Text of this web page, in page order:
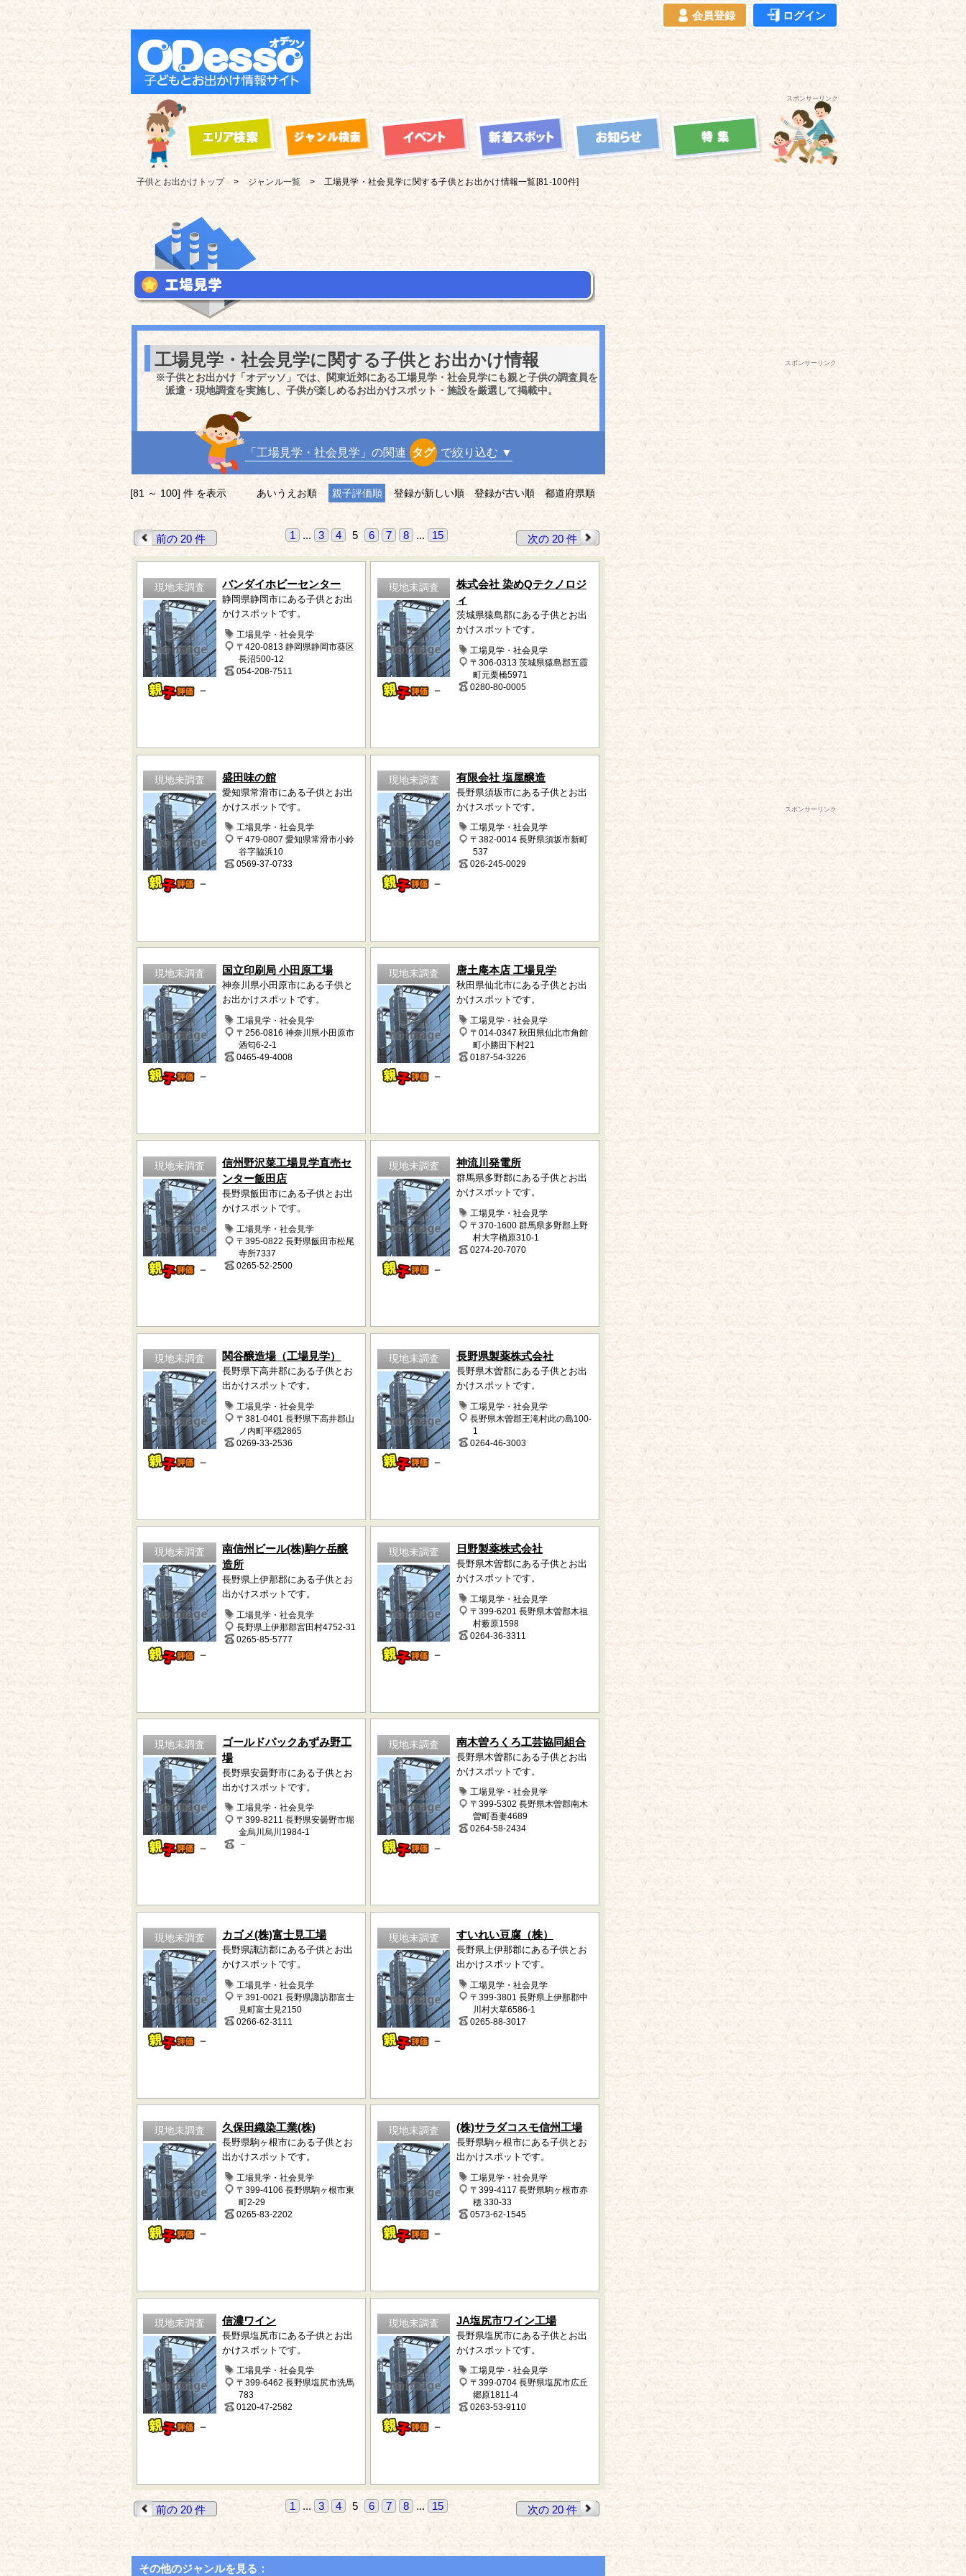
会員登録 ログイン
スポンサーリンク
子供とお出かけ トップ ジャンル一覧 工場見学・社会見学に関する子供とお出かけ情報一覧[81-100件]
工場見学・社会見学に関する子供とお出かけ情報
※子供とお出かけ「オデッソ」では、関東近郊にある工場見学・社会見学にも親と子供の調査員を
派遣・現地調査を実施し、子供が楽しめるお出かけスポット・施設を厳選して掲載中。
「工場見学・社会見学」の関連 タグ で絞り込む ▼
[81 ～ 100] 件 を表示 あいうえお順 親子評価順 登録が新しい順 登録が古い順 都道府県順
前の 20 件 1 ... 3 4 5 6 7 8 ... 15 次の 20 件
現地未調査
－
バンダイホビーセンター
静岡県静岡市にある子供とお出
かけスポットです。
工場見学・社会見学
〒420-0813 静岡県静岡市葵区
長沼500-12
054-208-7511
現地未調査
－
株式会社 染めQテクノロジ
ィ
茨城県猿島郡にある子供とお出
かけスポットです。
工場見学・社会見学
〒306-0313 茨城県猿島郡五霞
町元栗橋5971
0280-80-0005
現地未調査
－
盛田味の館
愛知県常滑市にある子供とお出
かけスポットです。
工場見学・社会見学
〒479-0807 愛知県常滑市小鈴
谷字脇浜10
0569-37-0733
現地未調査
－
有限会社 塩屋醸造
長野県須坂市にある子供とお出
かけスポットです。
工場見学・社会見学
〒382-0014 長野県須坂市新町
537
026-245-0029
現地未調査
－
国立印刷局 小田原工場
神奈川県小田原市にある子供と
お出かけスポットです。
工場見学・社会見学
〒256-0816 神奈川県小田原市
酒匂6-2-1
0465-49-4008
現地未調査
－
唐土庵本店 工場見学
秋田県仙北市にある子供とお出
かけスポットです。
工場見学・社会見学
〒014-0347 秋田県仙北市角館
町小勝田下村21
0187-54-3226
現地未調査
－
信州野沢菜工場見学直売セ
ンター飯田店
長野県飯田市にある子供とお出
かけスポットです。
工場見学・社会見学
〒395-0822 長野県飯田市松尾
寺所7337
0265-52-2500
現地未調査
－
神流川発電所
群馬県多野郡にある子供とお出
かけスポットです。
工場見学・社会見学
〒370-1600 群馬県多野郡上野
村大字楢原310-1
0274-20-7070
現地未調査
－
関谷醸造場（工場見学）
長野県下高井郡にある子供とお
出かけスポットです。
工場見学・社会見学
〒381-0401 長野県下高井郡山
ノ内町平穏2865
0269-33-2536
現地未調査
－
長野県製薬株式会社
長野県木曽郡にある子供とお出
かけスポットです。
工場見学・社会見学
長野県木曽郡王滝村此の島100-
1
0264-46-3003
現地未調査
－
南信州ビール(株)駒ケ岳醸
造所
長野県上伊那郡にある子供とお
出かけスポットです。
工場見学・社会見学
長野県上伊那郡宮田村4752-31
0265-85-5777
現地未調査
－
日野製薬株式会社
長野県木曽郡にある子供とお出
かけスポットです。
工場見学・社会見学
〒399-6201 長野県木曽郡木祖
村薮原1598
0264-36-3311
現地未調査
－
ゴールドパックあずみ野工
場
長野県安曇野市にある子供とお
出かけスポットです。
工場見学・社会見学
〒399-8211 長野県安曇野市堀
金烏川烏川1984-1
－
現地未調査
－
南木曽ろくろ工芸協同組合
長野県木曽郡にある子供とお出
かけスポットです。
工場見学・社会見学
〒399-5302 長野県木曽郡南木
曽町吾妻4689
0264-58-2434
現地未調査
－
カゴメ(株)富士見工場
長野県諏訪郡にある子供とお出
かけスポットです。
工場見学・社会見学
〒391-0021 長野県諏訪郡富士
見町富士見2150
0266-62-3111
現地未調査
－
すいれい豆腐（株）
長野県上伊那郡にある子供とお
出かけスポットです。
工場見学・社会見学
〒399-3801 長野県上伊那郡中
川村大草6586-1
0265-88-3017
現地未調査
－
久保田織染工業(株)
長野県駒ヶ根市にある子供とお
出かけスポットです。
工場見学・社会見学
〒399-4106 長野県駒ヶ根市東
町2-29
0265-83-2202
現地未調査
－
(株)サラダコスモ信州工場
長野県駒ヶ根市にある子供とお
出かけスポットです。
工場見学・社会見学
〒399-4117 長野県駒ヶ根市赤
穂 330-33
0573-62-1545
現地未調査
－
信濃ワイン
長野県塩尻市にある子供とお出
かけスポットです。
工場見学・社会見学
〒399-6462 長野県塩尻市洗馬
783
0120-47-2582
現地未調査
－
JA塩尻市ワイン工場
長野県塩尻市にある子供とお出
かけスポットです。
工場見学・社会見学
〒399-0704 長野県塩尻市広丘
郷原1811-4
0263-53-9110
前の 20 件 1 ... 3 4 5 6 7 8 ... 15 次の 20 件
その他のジャンルを見る：
スポンサーリンク
スポンサーリンク